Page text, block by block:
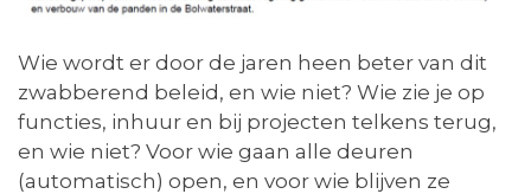
Wie wordt er door de jaren heen beter van dit
zwabberend beleid, en wie niet? Wie zie je op
functies, inhuur en bij projecten telkens terug,
en wie niet? Voor wie gaan alle deuren
(automatisch) open, en voor wie blijven ze